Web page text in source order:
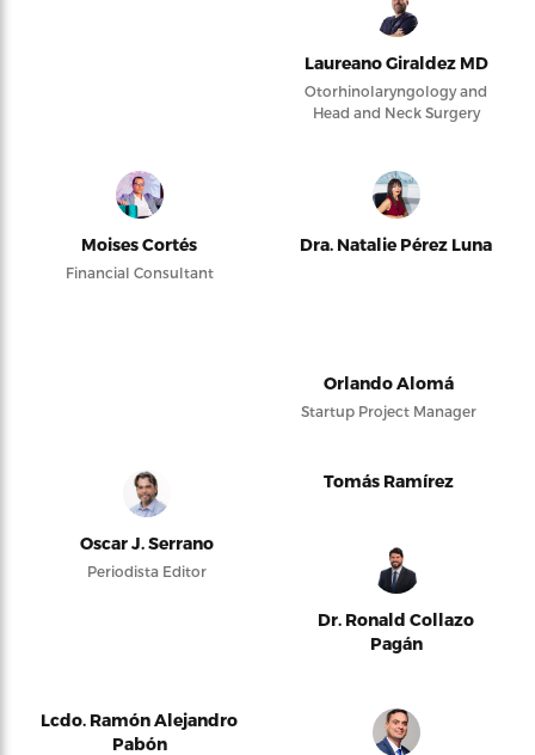
Laureano Giraldez MD
Otorhinolaryngology and
Head and Neck Surgery
Moises Cortés
Financial Consultant
Dra. Natalie Pérez Luna
Orlando Alomá
Startup Project Manager
Oscar J. Serrano
Periodista Editor
Tomás Ramírez
Dr. Ronald Collazo
Pagán
Lcdo. Ramón Alejandro
Pabón